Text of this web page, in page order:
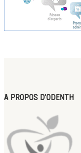
A PROPOS D’ODENTH